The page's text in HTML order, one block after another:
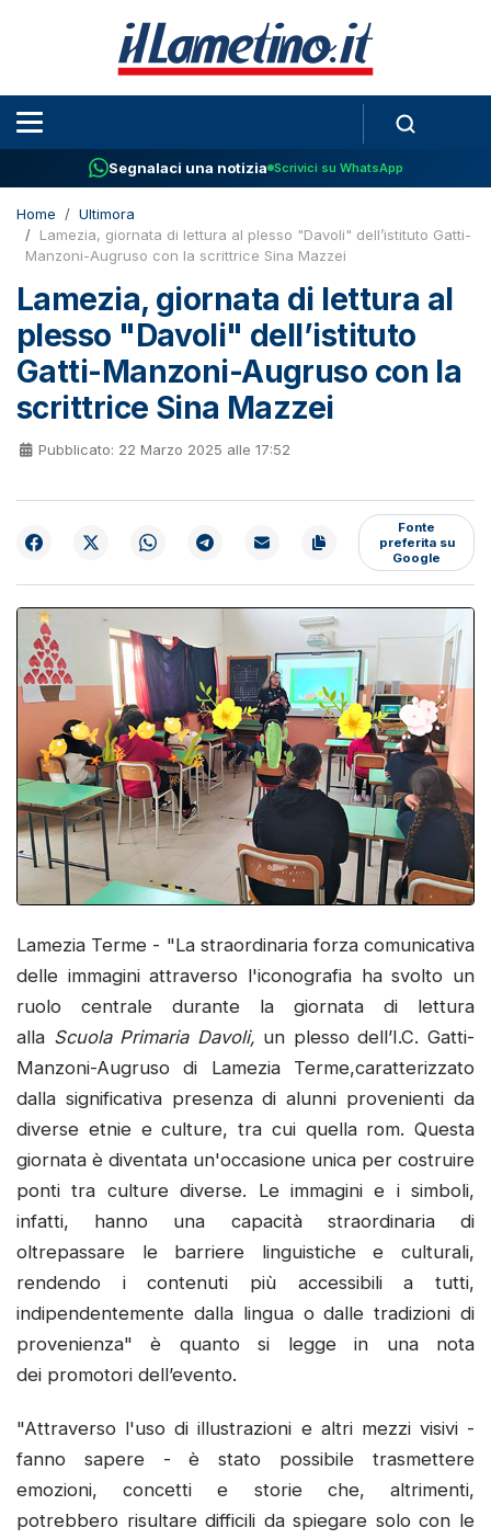
Segnalaci una notizia Scrivici su WhatsApp
Home
Ultimora
Lamezia, giornata di lettura al plesso "Davoli" dell’istituto Gatti-
Manzoni-Augruso con la scrittrice Sina Mazzei
Lamezia, giornata di lettura al
plesso "Davoli" dell’istituto
Gatti-Manzoni-Augruso con la
scrittrice Sina Mazzei
Pubblicato: 22 Marzo 2025 alle 17:52
Fonte
preferita su
Google
Lamezia Terme - "La straordinaria forza comunicativa
delle immagini attraverso l'iconografia ha svolto un
ruolo centrale durante la giornata di lettura
alla Scuola Primaria Davoli, un plesso dell’I.C. Gatti-
Manzoni-Augruso di Lamezia Terme,caratterizzato
dalla significativa presenza di alunni provenienti da
diverse etnie e culture, tra cui quella rom. Questa
giornata è diventata un'occasione unica per costruire
ponti tra culture diverse. Le immagini e i simboli,
infatti, hanno una capacità straordinaria di
oltrepassare le barriere linguistiche e culturali,
rendendo i contenuti più accessibili a tutti,
indipendentemente dalla lingua o dalle tradizioni di
provenienza" è quanto si legge in una nota
dei promotori dell’evento.
"Attraverso l'uso di illustrazioni e altri mezzi visivi -
fanno sapere - è stato possibile trasmettere
emozioni, concetti e storie che, altrimenti,
potrebbero risultare difficili da spiegare solo con le